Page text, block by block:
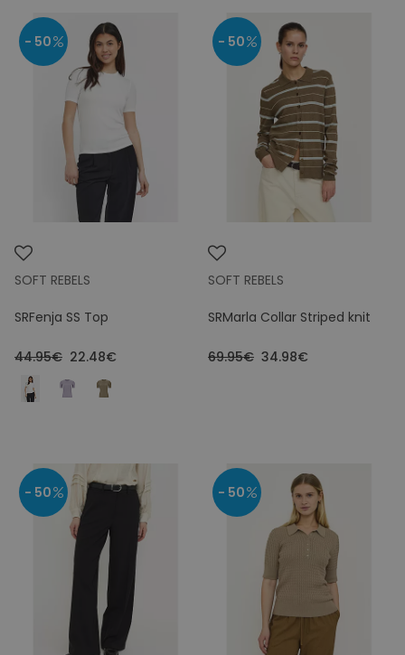
SOFT REBELS
SRFenja SS Top
44.95€ 22.48€
- 50
SOFT REBELS
SRMarla Collar Striped knit
69.95€ 34.98€
- 50
- 50 - 50